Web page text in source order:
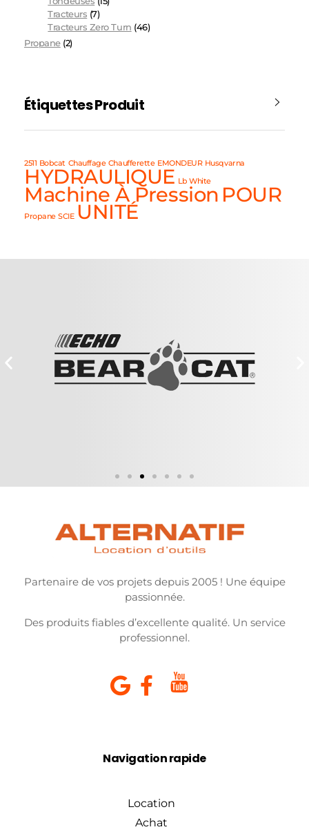
Tracteurs (7)
Tracteurs Zero Turn (46)
Propane (2)
Étiquettes Produit
2511 Bobcat Chauffage Chaufferette EMONDEUR Husqvarna
HYDRAULIQUE Lb White
Machine À Pression POUR
Propane SCIE UNITÉ
Partenaire de vos projets depuis 2005 ! Une équipe
passionnée.
Des produits fiables d’excellente qualité. Un service
professionnel.
Navigation rapide
Location
Achat